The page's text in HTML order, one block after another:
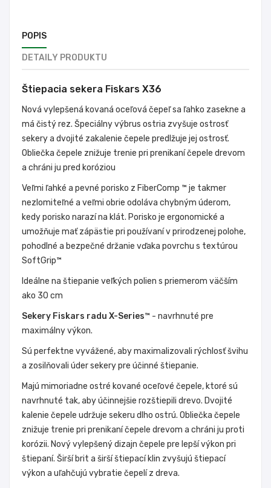
POPIS
DETAILY PRODUKTU
Štiepacia sekera Fiskars X36
Nová vylepšená kovaná oceľová čepeľ sa ľahko zasekne a
má čistý rez. Špeciálny výbrus ostria zvyšuje ostrosť
sekery a dvojité zakalenie čepele predlžuje jej ostrosť.
Obliečka čepele znižuje trenie pri prenikaní čepele drevom
a chráni ju pred koróziou
Veľmi ľahké a pevné porisko z FiberComp ™ je takmer
nezlomiteľné a veľmi obrie odoláva chybným úderom,
kedy porisko narazí na klát. Porisko je ergonomické a
umožňuje mať zápästie pri používaní v prirodzenej polohe,
pohodlné a bezpečné držanie vďaka povrchu s textúrou
SoftGrip™
Ideálne na štiepanie veľkých polien s priemerom väčším
ako 30 cm
Sekery Fiskars radu X-Series™ - navrhnuté pre
maximálny výkon.
Sú perfektne vyvážené, aby maximalizovali rýchlosť švihu
a zosilňovali úder sekery pre účinné štiepanie.
Majú mimoriadne ostré kované oceľové čepele, ktoré sú
navrhnuté tak, aby účinnejšie rozštiepili drevo. Dvojité
kalenie čepele udržuje sekeru dlho ostrú. Obliečka čepele
znižuje trenie pri prenikaní čepele drevom a chráni ju proti
korózii. Nový vylepšený dizajn čepele pre lepší výkon pri
štiepaní. Širší brit a širší štiepací klin zvyšujú štiepací
výkon a uľahčujú vybratie čepelí z dreva.